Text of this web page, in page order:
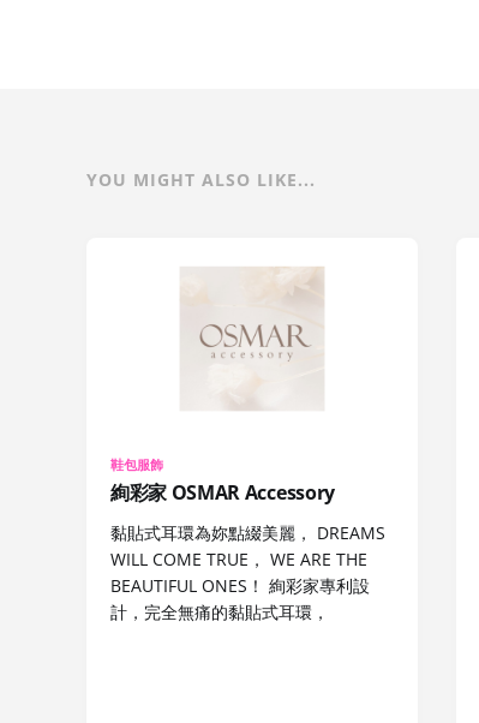
YOU MIGHT ALSO LIKE...
鞋包服飾
絢彩家 OSMAR Accessory
黏貼式耳環為妳點綴美麗， DREAMS
WILL COME TRUE， WE ARE THE
BEAUTIFUL ONES！ 絢彩家專利設
計，完全無痛的黏貼式耳環，